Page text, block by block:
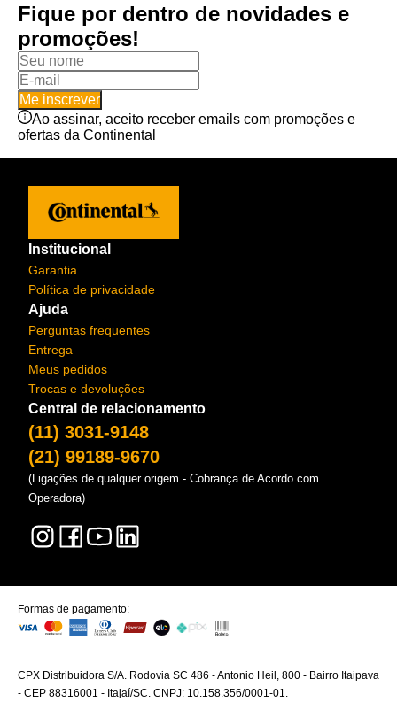
Fique por dentro de novidades e
promoções!
Me inscrever
Ao assinar, aceito receber emails com promoções e
ofertas da Continental
Institucional
Garantia
Política de privacidade
Ajuda
Perguntas frequentes
Entrega
Meus pedidos
Trocas e devoluções
Central de relacionamento
(11) 3031-9148
(21) 99189-9670
(Ligações de qualquer origem - Cobrança de Acordo com
Operadora)
Formas de pagamento:
CPX Distribuidora S/A. Rodovia SC 486 - Antonio Heil, 800 - Bairro Itaipava
- CEP 88316001 - Itajaí/SC. CNPJ: 10.158.356/0001-01.